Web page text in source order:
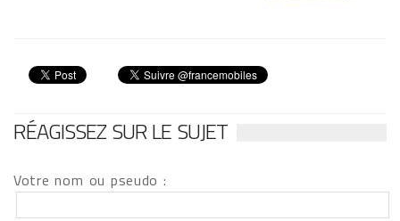
RÉAGISSEZ SUR LE SUJET
Votre nom ou pseudo :